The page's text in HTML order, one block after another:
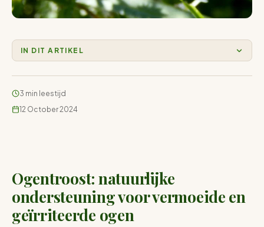
IN DIT ARTIKEL
3 min leestijd
12 October 2024
Ogentroost: natuurlijke
ondersteuning voor vermoeide en
geïrriteerde ogen